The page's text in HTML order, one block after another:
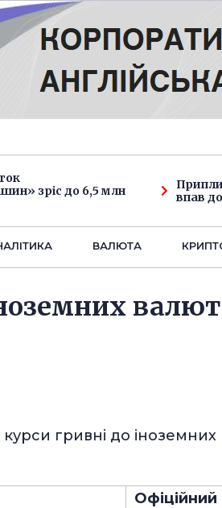
зріс до 6,5 млн
впав
ВАЛЮТА
гривні до
Офіційний